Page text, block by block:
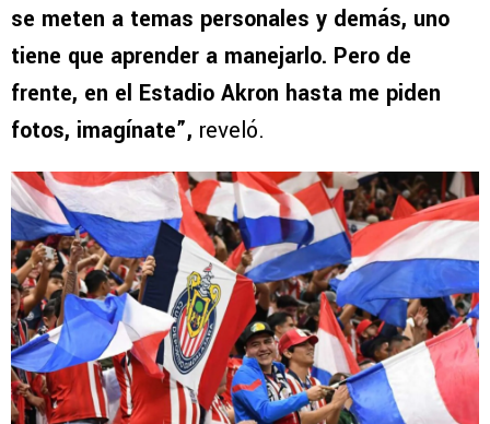
se meten a temas personales y demás, uno
tiene que aprender a manejarlo. Pero de
frente, en el Estadio Akron hasta me piden
fotos, imagínate”, reveló.